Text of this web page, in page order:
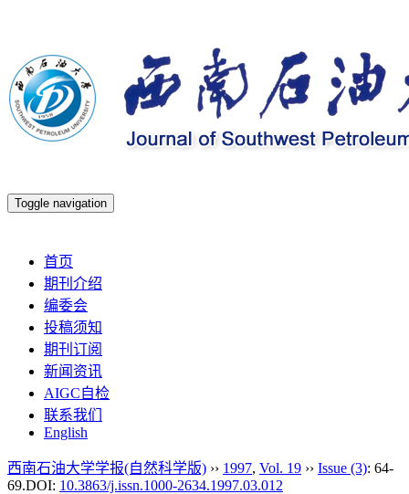
Toggle navigation
首页
期刊介绍
编委会
投稿须知
期刊订阅
新闻资讯
AIGC自检
联系我们
English
西南石油大学学报(自然科学版) ›› 1997, Vol. 19 ›› Issue (3): 64-
69.DOI: 10.3863/j.issn.1000-2634.1997.03.012